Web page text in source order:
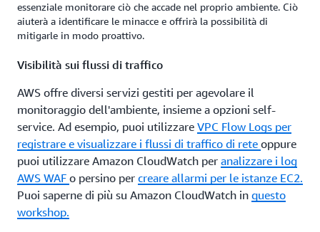
Le VPN possono comprendere diverse tecnologie. L'idea
alla base di una VPN è che i dati in transito mantengano
la loro integrità e possano essere scambiati in modo
sicuro tra due parti. AWS offre diverse tecnologie che
AWS PrivateLink, che fornisce connettività privata
crittografata tra VPC, servizi AWS e reti locali. Ciò si
realizza senza esporre il tuo traffico alla rete Internet
pubblica. Anche questa potrebbe essere considerata una
rete privata virtuale.
Tuttavia, nella maggior parte dei casi, una discussione
sulla VPN ruota attorno all'uso della crittografia dei dati.
essenziale monitorare ciò che accade nel proprio ambiente. Ciò
aiuterà a identificare le minacce e offrirà la possibilità di
mitigarle in modo proattivo.
Visibilità sui flussi di traffico
AWS offre diversi servizi gestiti per agevolare il
monitoraggio dell'ambiente, insieme a opzioni self-
service. Ad esempio, puoi utilizzare VPC Flow Logs per
registrare e visualizzare i flussi di traffico di rete oppure
puoi utilizzare Amazon CloudWatch per analizzare i log
AWS WAF o persino per creare allarmi per le istanze EC2.
Puoi saperne di più su Amazon CloudWatch in questo
workshop.